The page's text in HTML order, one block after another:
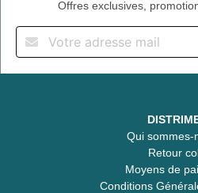
Offres exclusives,
Qui sommes-
Retour
Moyens de
Conditions